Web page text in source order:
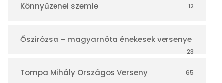
Könnyűzenei szemle 12
Őszirózsa – magyarnóta énekesek versenye
23
Tompa Mihály Országos Verseny 65